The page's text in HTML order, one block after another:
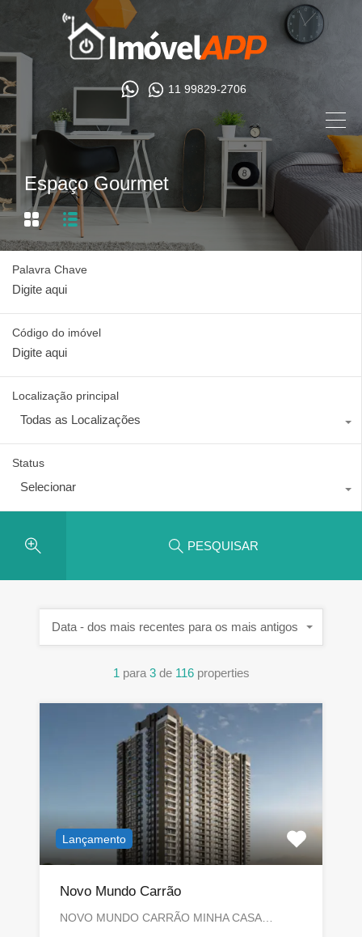
11 99829-2706
Espaço Gourmet
Palavra Chave
Código do imóvel
Localização principal
Todas as Localizações
Status
Selecionar
PESQUISAR
1 para 3 de 116 properties
Data - dos mais recentes para os mais antigos
Lançamento
Novo Mundo Carrão
NOVO MUNDO CARRÃO MINHA CASA…